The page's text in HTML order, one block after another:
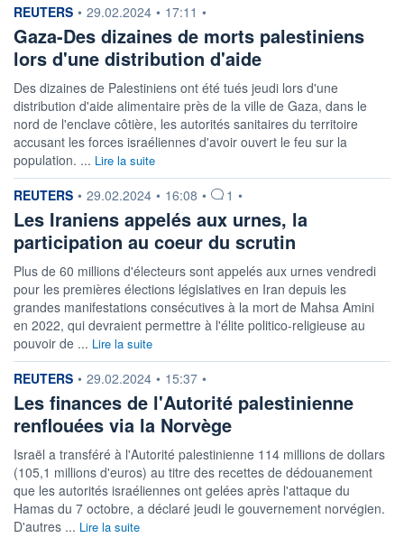
information fournie par
REUTERS • 29.02.2024 • 17:11 •
Gaza-Des dizaines de morts palestiniens
lors d'une distribution d'aide
Des dizaines de Palestiniens ont été tués jeudi lors d'une
distribution d'aide alimentaire près de la ville de Gaza, dans le
nord de l'enclave côtière, les autorités sanitaires du territoire
accusant les forces israéliennes d'avoir ouvert le feu sur la
population. ... Lire la suite
information fournie par
REUTERS • 29.02.2024 • 16:08 • 1 •
Les Iraniens appelés aux urnes, la
participation au coeur du scrutin
Plus de 60 millions d'électeurs sont appelés aux urnes vendredi
pour les premières élections législatives en Iran depuis les
grandes manifestations consécutives à la mort de Mahsa Amini
en 2022, qui devraient permettre à l'élite politico-religieuse au
pouvoir de ... Lire la suite
information fournie par
REUTERS • 29.02.2024 • 15:37 •
Les finances de l'Autorité palestinienne
renflouées via la Norvège
Israël a transféré à l'Autorité palestinienne 114 millions de dollars
(105,1 millions d'euros) au titre des recettes de dédouanement
que les autorités israéliennes ont gelées après l'attaque du
Hamas du 7 octobre, a déclaré jeudi le gouvernement norvégien.
D'autres ... Lire la suite